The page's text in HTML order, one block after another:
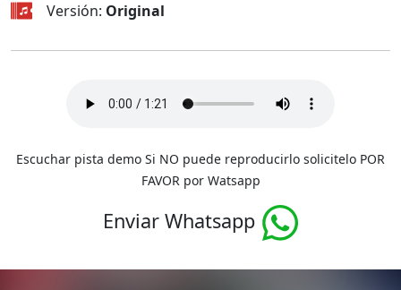
Versión: Original
Escuchar pista demo Si NO puede reproducirlo solicitelo POR
FAVOR por Watsapp
Enviar Whatsapp